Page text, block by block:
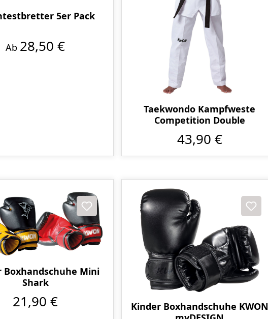
5er Pack
Ab 28,50 €
Taekwondo Kampfweste
Competition Double
43,90 €
Boxhandschuhe Mini
Shark
21,90 €
Kinder Boxhandschuhe KWON